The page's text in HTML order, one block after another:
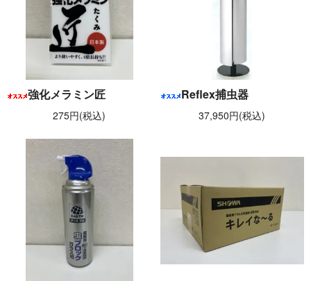
強化メラミン匠
275円(税込)
Reflex捕虫器
37,950円(税込)